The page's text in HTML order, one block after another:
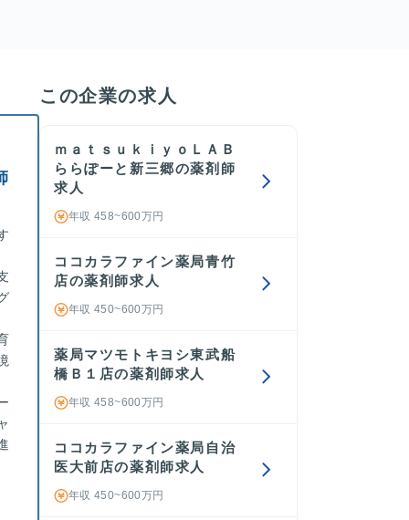
この企業の求人
ｍａｔｓｕｋｉｙｏＬＡＢ
ららぽーと新三郷の薬剤師
求人
年収 458~600万円
ココカラファイン薬局青竹
店の薬剤師求人
年収 450~600万円
薬局マツモトキヨシ東武船
橋Ｂ１店の薬剤師求人
年収 458~600万円
ココカラファイン薬局自治
医大前店の薬剤師求人
年収 450~600万円